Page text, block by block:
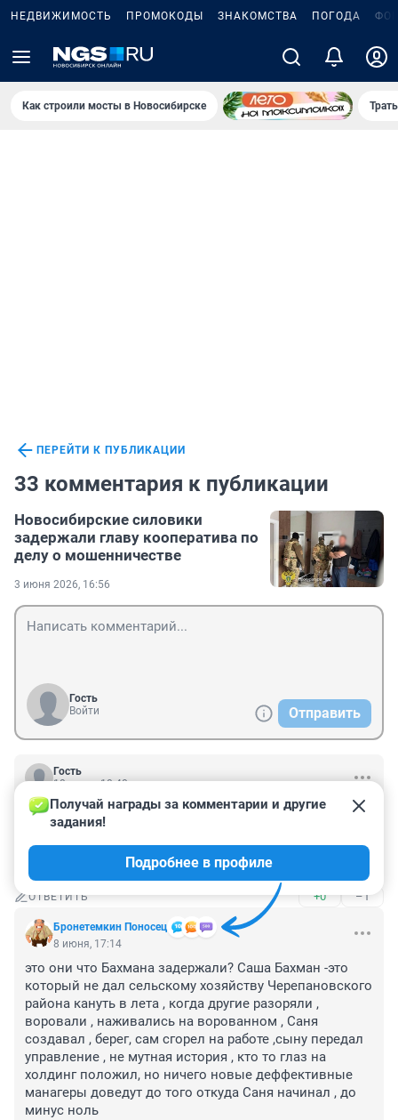
НЕДВИЖИМОСТЬ ПРОМОКОДЫ ЗНАКОМСТВА ПОГОДА
Как строили мосты в Новосибирске
ПЕРЕЙТИ К ПУБЛИКАЦИИ
33 комментария к публикации
Новосибирские силовики
задержали главу кооператива по
делу о мошенничестве
3 июня 2026, 16:56
Гость
Войти
Отправить
Гость
10 июня, 10:48
Часто слышу от деревернских жителей что их кинуло
руководство деревни как пайщиков, мало понимаю в
этом, интресно что вложили пайщики в это
предприятие и что им пологалось?
ОТВЕТИТЬ +0 –1
Бронетемкин Поносец
Получай награды за комментарии и другие
задания!
Подробнее в профиле
8 июня, 17:14
это они что Бахмана задержали? Саша Бахман -это
который не дал сельскому хозяйству Черепановского
района кануть в лета , когда другие разоряли ,
воровали , наживались на ворованном , Саня
создавал , берег, сам сгорел на работе ,сыну передал
управление , не мутная история , кто то глаз на
холдинг положил, но ничего новые деффективные
манагеры доведут до того откуда Саня начинал , до
минус ноль